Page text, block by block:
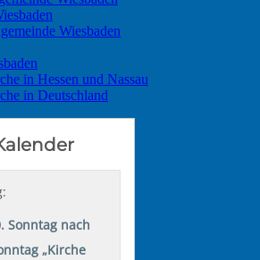
Wiesbaden
in Hessen und Nassau
in Deutschland